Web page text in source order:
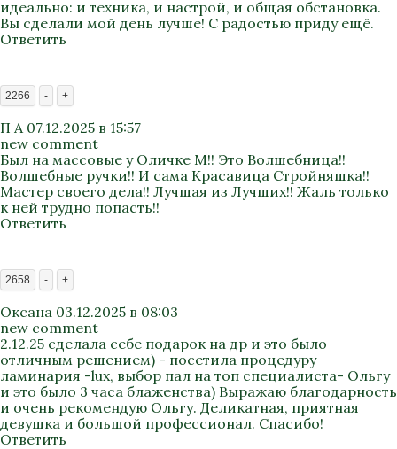
идеально: и техника, и настрой, и общая обстановка.
Вы сделали мой день лучше! С радостью приду ещё.
Ответить
2266 - +
П А 07.12.2025 в 15:57
new comment
Был на массовые у Оличке М!! Это Волшебница!!
Волшебные ручки!! И сама Красавица Стройняшка!!
Мастер своего дела!! Лучшая из Лучших!! Жаль только
к ней трудно попасть!!
Ответить
2658 - +
Оксана 03.12.2025 в 08:03
new comment
2.12.25 сделала себе подарок на др и это было
отличным решением) - посетила процедуру
ламинария -lux, выбор пал на топ специалиста- Ольгу
и это было 3 часа блаженства) Выражаю благодарность
и очень рекомендую Ольгу. Деликатная, приятная
девушка и большой профессионал. Спасибо!
Ответить